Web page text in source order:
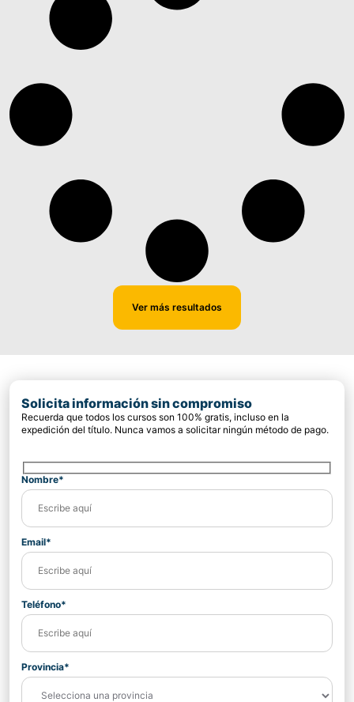
Ver más resultados
Solicita información sin compromiso
Recuerda que todos los cursos son 100% gratis, incluso en la
expedición del título. Nunca vamos a solicitar ningún método de pago.
Nombre*
Email*
Teléfono*
Provincia*